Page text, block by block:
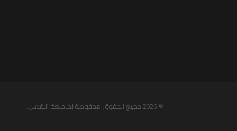
© 2026 جميع الحقوق محفوظة لجامـعة الـقدس.